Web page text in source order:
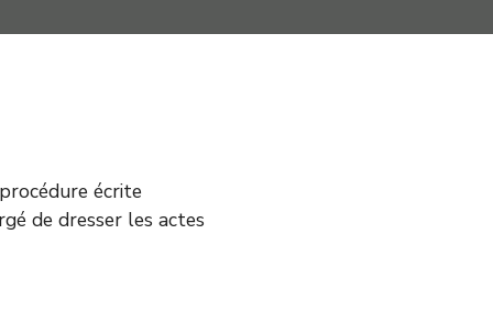
écrite
de dresser les actes